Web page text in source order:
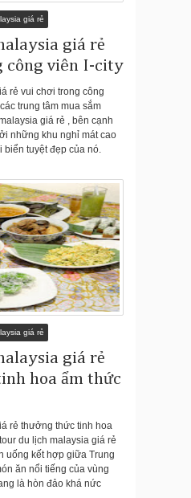
giá rẻ
giá rẻ
công viên I-city
rẻ vui chơi trong công
trung tâm mua sắm
giá rẻ , bên cạnh
những khu nghỉ mát cao
tuyệt đẹp của nó.
giá rẻ
giá rẻ
hoa ẩm thức
rẻ thưởng thức tinh hoa
du lịch malaysia giá rẻ
uống kết hợp giữa Trung
ăn nổi tiếng của vùng
là hòn đảo khá nức